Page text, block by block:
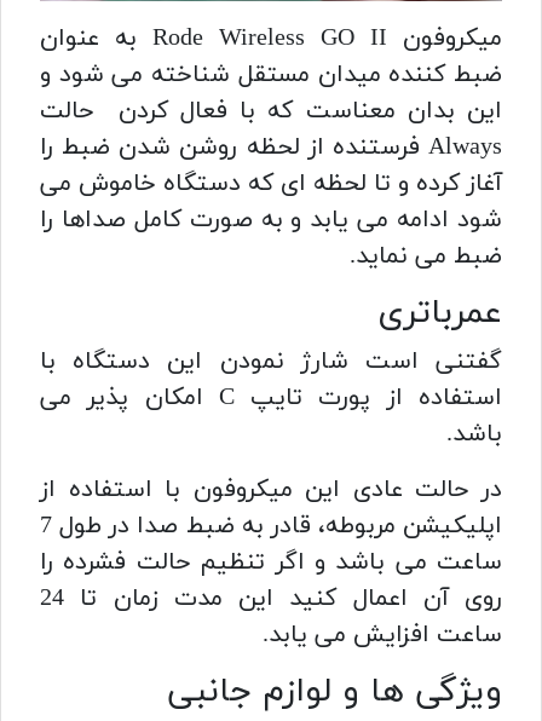
میکروفون
Rode Wireless GO II به عنوان
ضبط کننده میدان مستقل شناخته می شود و
این بدان معناست که با فعال کردن حالت
Always فرستنده از لحظه روشن شدن ضبط را
آغاز کرده و تا لحظه ای که دستگاه خاموش می
شود ادامه می یابد و به صورت کامل صداها را
ضبط می نماید.
عمرباتری
گفتنی است شارژ نمودن این دستگاه با
استفاده از پورت تایپ C امکان پذیر می
باشد.
در حالت عادی این میکروفون با استفاده از
اپلیکیشن مربوطه، قادر به ضبط صدا در طول 7
ساعت می باشد و اگر تنظیم حالت فشرده را
روی آن اعمال کنید این مدت زمان تا 24
ساعت افزایش می یابد.
ویژگی ها و لوازم جانبی